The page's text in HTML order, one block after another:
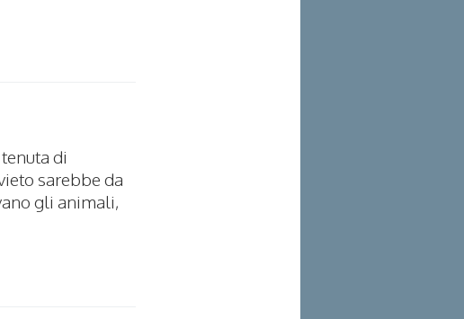
di
sarebbe da
gli animali,